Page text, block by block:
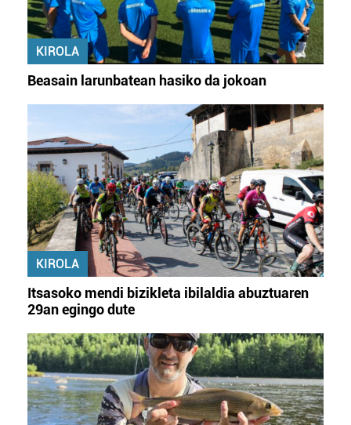
KIROLA
Beasain larunbatean hasiko da jokoan
KIROLA
Itsasoko mendi bizikleta ibilaldia abuztuaren
29an egingo dute